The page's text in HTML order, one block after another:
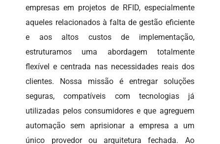
empresas em projetos de RFID, especialmente
aqueles relacionados à falta de gestão eficiente
e aos altos custos de implementação,
estruturamos uma abordagem totalmente
flexível e centrada nas necessidades reais dos
clientes. Nossa missão é entregar soluções
seguras, compatíveis com tecnologias já
utilizadas pelos consumidores e que agreguem
automação sem aprisionar a empresa a um
único provedor ou arquitetura fechada. Ao